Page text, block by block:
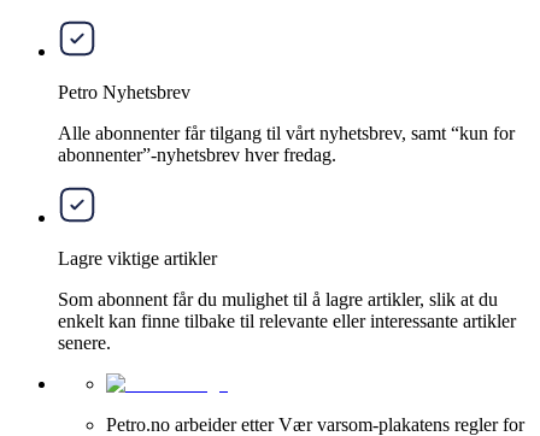
Petro Nyhetsbrev
Alle abonnenter får tilgang til vårt nyhetsbrev, samt “kun for
abonnenter”-nyhetsbrev hver fredag.
Lagre viktige artikler
Som abonnent får du mulighet til å lagre artikler, slik at du
enkelt kan finne tilbake til relevante eller interessante artikler
senere.
Petro.no arbeider etter Vær varsom-plakatens regler for